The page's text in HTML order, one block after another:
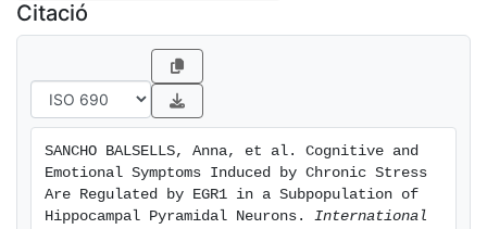
Citació
SANCHO BALSELLS, Anna, et al. Cognitive and
Emotional Symptoms Induced by Chronic Stress
Are Regulated by EGR1 in a Subpopulation of
Hippocampal Pyramidal Neurons. International